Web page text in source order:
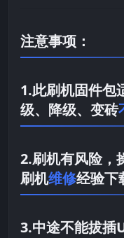
注意事项：
1.此刷机固件包
级、降级、变砖
2.刷机有风险，
刷机维修经验下
3.中途不能拔插